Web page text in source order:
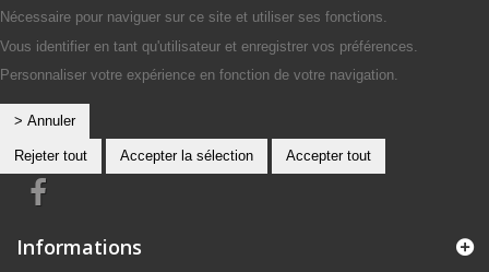
Nécessaire pour naviguer sur ce site et utiliser ses fonctions.
Vous identifier en tant qu'utilisateur et enregistrer vos préférences.
Personnaliser votre expérience en fonction de votre navigation.
> Annuler
Rejeter tout Accepter la sélection Accepter tout
Informations